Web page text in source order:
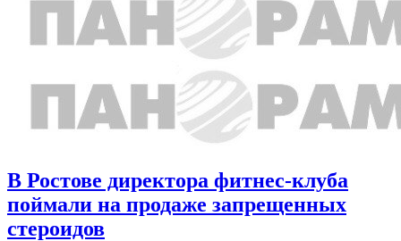
В Ростове директора фитнес-клуба
поймали на продаже запрещенных
стероидов